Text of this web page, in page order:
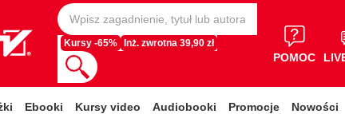
Kursy -65% Inż. zwrotna 39,90 zł
POMOC
Ebooki Kursy video Audiobooki Promocje Nowości